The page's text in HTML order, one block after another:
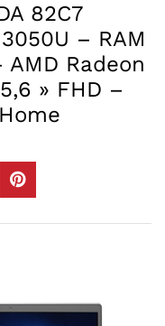
82C7
– RAM
AMD Radeon
» FHD –